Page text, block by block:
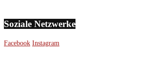
Soziale Netzwerke
Facebook Instagram